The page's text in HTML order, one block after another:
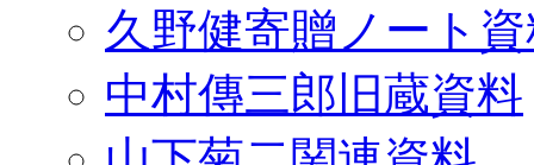
久野健寄贈ノート
中村傳三郎旧蔵資料